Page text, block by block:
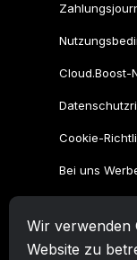
Wir verwenden
Website zu
Cloud.Boost-
Cookie-
Bei uns
CryptoTab